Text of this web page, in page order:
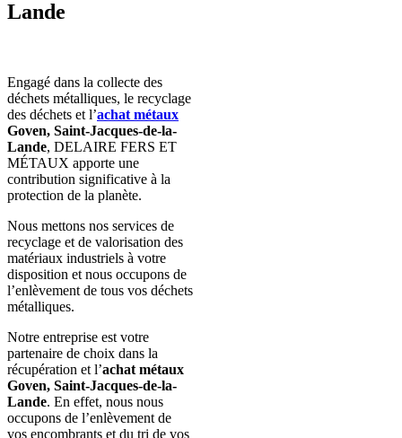
Lande
Engagé dans la collecte des
déchets métalliques, le recyclage
des déchets et l’achat métaux
Goven, Saint-Jacques-de-la-
Lande, DELAIRE FERS ET
MÉTAUX apporte une
contribution significative à la
protection de la planète.
Nous mettons nos services de
recyclage et de valorisation des
matériaux industriels à votre
disposition et nous occupons de
l’enlèvement de tous vos déchets
métalliques.
Notre entreprise est votre
partenaire de choix dans la
récupération et l’achat métaux
Goven, Saint-Jacques-de-la-
Lande. En effet, nous nous
occupons de l’enlèvement de
vos encombrants et du tri de vos